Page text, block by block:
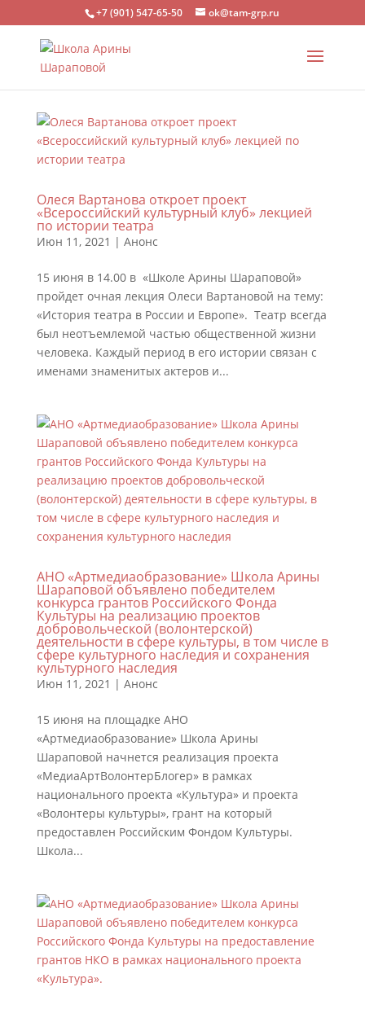
+7 (901) 547-65-50 ok@tam-grp.ru
Олеся Вартанова откроет проект
«Всероссийский культурный клуб» лекцией
по истории театра
Июн 11, 2021 | Анонс
15 июня в 14.00 в «Школе Арины Шараповой»
пройдет очная лекция Олеси Вартановой на тему:
«История театра в России и Европе». Театр всегда
был неотъемлемой частью общественной жизни
человека. Каждый период в его истории связан с
именами знаменитых актеров и...
АНО «Артмедиаобразование» Школа Арины
Шараповой объявлено победителем
конкурса грантов Российского Фонда
Культуры на реализацию проектов
добровольческой (волонтерской)
деятельности в сфере культуры, в том числе в
сфере культурного наследия и сохранения
культурного наследия
Июн 11, 2021 | Анонс
15 июня на площадке АНО
«Артмедиаобразование» Школа Арины
Шараповой начнется реализация проекта
«МедиаАртВолонтерБлогер» в рамках
национального проекта «Культура» и проекта
«Волонтеры культуры», грант на который
предоставлен Российским Фондом Культуры.
Школа...